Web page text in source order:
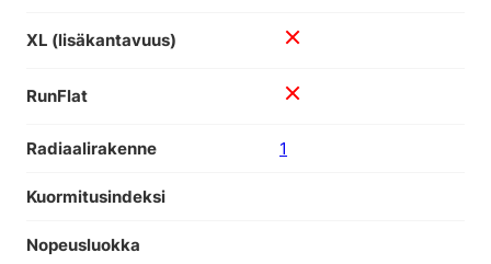
XL (lisäkantavuus)
RunFlat
Radiaalirakenne 1
Kuormitusindeksi
Nopeusluokka